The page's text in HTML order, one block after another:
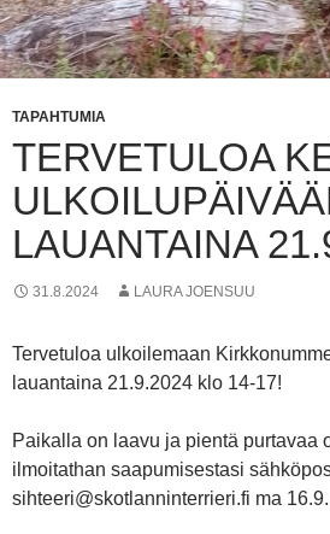
TAPAHTUMIA
TERVETULOA
LAUANTAINA
31.8.2024 LAURA JOENSUU
Tervetuloa ulkoilemaan
lauantaina 21.9.2024 klo 14-17!
Paikalla on laavu ja pientä purtavaa
ilmoitathan saapumisestasi
sihteeri@skotlanninterrieri.fi ma